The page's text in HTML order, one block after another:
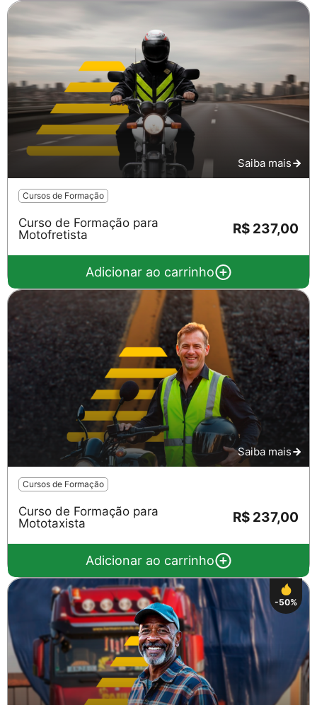
Saiba mais
Cursos de Formação
Curso de Formação para
Motofretista
R$ 237,00
Adicionar ao carrinho
Saiba mais
Cursos de Formação
Curso de Formação para
Mototaxista
R$ 237,00
Adicionar ao carrinho
-50%